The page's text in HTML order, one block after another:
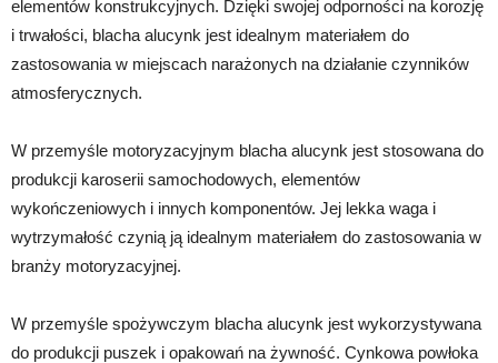
elementów konstrukcyjnych. Dzięki swojej odporności na korozję
i trwałości, blacha alucynk jest idealnym materiałem do
zastosowania w miejscach narażonych na działanie czynników
atmosferycznych.
W przemyśle motoryzacyjnym blacha alucynk jest stosowana do
produkcji karoserii samochodowych, elementów
wykończeniowych i innych komponentów. Jej lekka waga i
wytrzymałość czynią ją idealnym materiałem do zastosowania w
branży motoryzacyjnej.
W przemyśle spożywczym blacha alucynk jest wykorzystywana
do produkcji puszek i opakowań na żywność. Cynkowa powłoka